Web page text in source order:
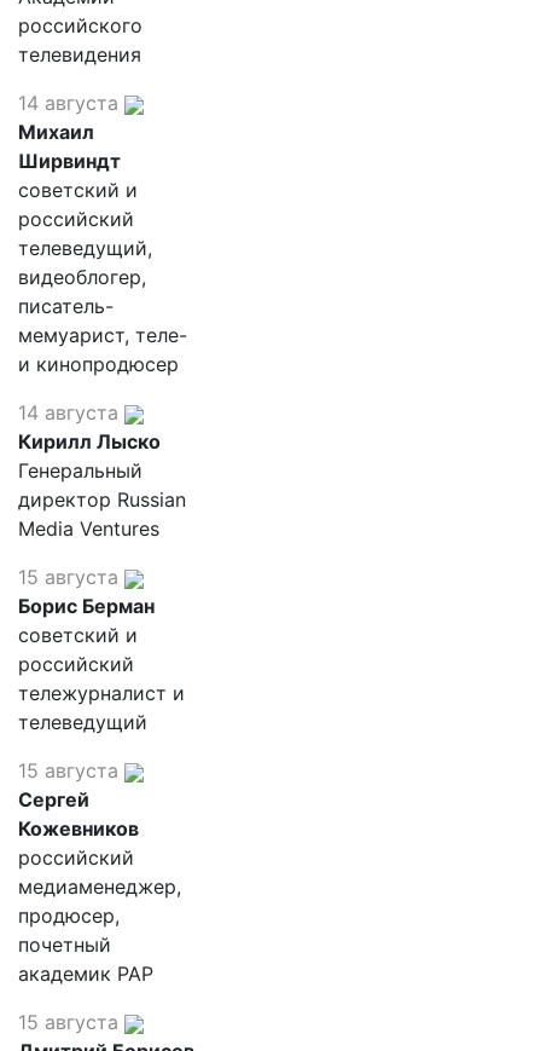
российского
телевидения
14 августа
Михаил
Ширвиндт
советский и
российский
телеведущий,
видеоблогер,
писатель-
мемуарист, теле-
и кинопродюсер
14 августа
Кирилл Лыско
Генеральный
директор Russian
Media Ventures
15 августа
Борис Берман
советский и
российский
тележурналист и
телеведущий
15 августа
Сергей
Кожевников
российский
медиаменеджер,
продюсер,
почетный
академик РАР
15 августа